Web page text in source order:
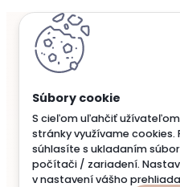
S cieľom uľahčiť
stránky využívame
súhlasíte s ukladaním
počítači / zariadení.
v nastavení vášho